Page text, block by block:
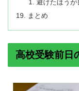
避けたほう
まとめ
高校受験前日